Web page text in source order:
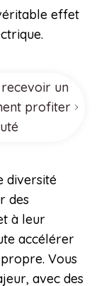
effet
recevoir un
profiter
diversité
des
à leur
accélérer
Vous
avec des